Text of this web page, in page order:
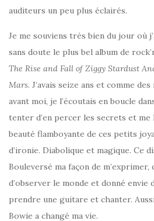
auditeurs un peu plus éclairés.
Je me souviens très bien du jour où
sans doute le plus bel album de
The Rise and Fall of Ziggy Stardust
Mars. J’avais seize ans et comme
avant moi, je l’écoutais en boucle
tenter d’en percer les secrets et me
beauté flamboyante de ces petits
d’ironie. Diabolique et magique. Ce
Bouleversé ma façon de
d’observer le monde et donné envie
prendre une guitare et chanter.
Bowie a changé ma vie.